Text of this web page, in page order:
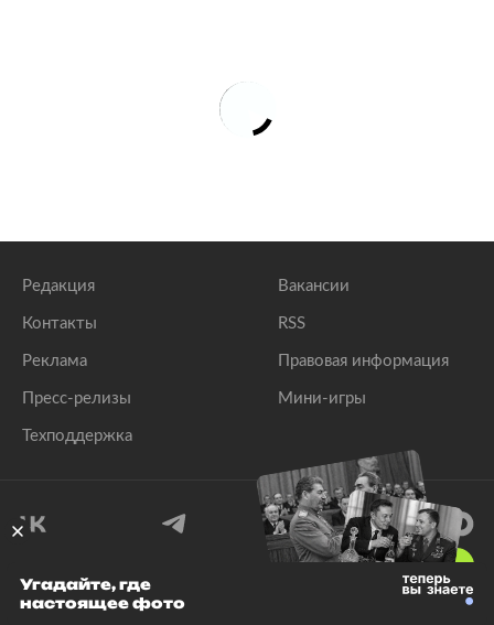
Редакция
Контакты
Реклама
Пресс-релизы
Техподдержка
Вакансии
RSS
Правовая информация
Мини-игры
© 1999–2026 Все права защищены.
Угадайте, где
настоящее фото